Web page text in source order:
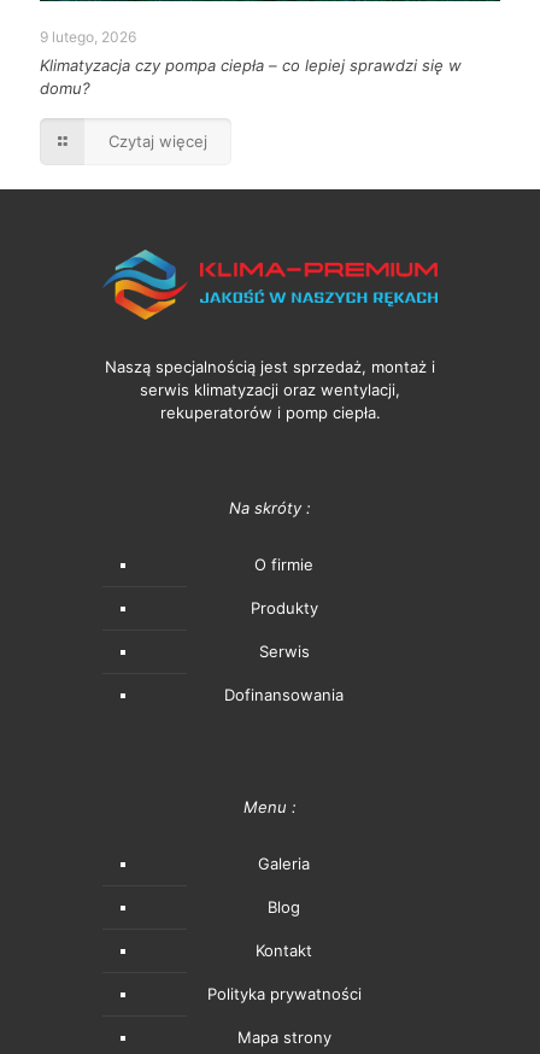
9 lutego, 2026
Klimatyzacja czy pompa ciepła – co lepiej sprawdzi się w
domu?
Czytaj więcej
Naszą specjalnością jest sprzedaż, montaż i
serwis klimatyzacji oraz wentylacji,
rekuperatorów i pomp ciepła.
Na skróty :
O firmie
Produkty
Serwis
Dofinansowania
Menu :
Galeria
Blog
Kontakt
Polityka prywatności
Mapa strony